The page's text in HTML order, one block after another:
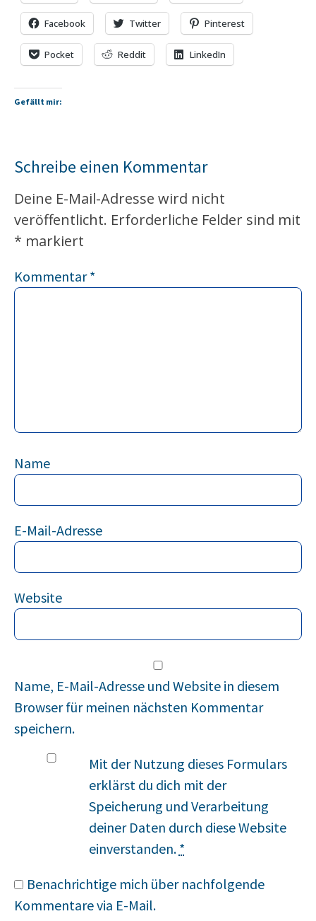
Facebook Twitter Pinterest
Pocket Reddit LinkedIn
Gefällt mir:
Schreibe einen Kommentar
Deine E-Mail-Adresse wird nicht
veröffentlicht. Erforderliche Felder sind mit
* markiert
Kommentar*
Name
E-Mail-Adresse
Website
Name, E-Mail-Adresse und Website in diesem
Browser für meinen nächsten Kommentar
speichern.
Mit der Nutzung dieses Formulars
erklärst du dich mit der
Speicherung und Verarbeitung
deiner Daten durch diese Website
einverstanden. *
Benachrichtige mich über nachfolgende
Kommentare via E-Mail.